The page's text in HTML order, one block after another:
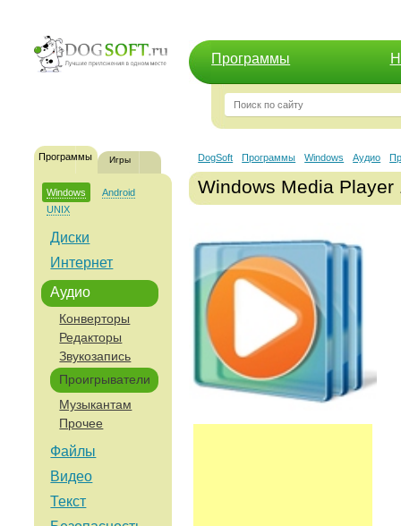
Программы
Программы Игры
Windows
Android
UNIX
Диски
Интернет
Аудио
Конверторы
Редакторы
Звукозапись
Проигрыватели
Музыкантам
Прочее
Файлы
Видео
Текст
DogSoft Программы Windows Аудио
Windows Media Player